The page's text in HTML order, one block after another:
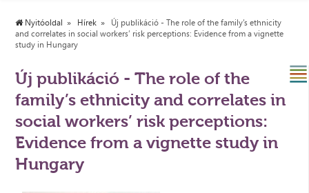
Nyitóoldal Hírek
Új publikáció - The role of the family’s ethnicity
and correlates in social workers’ risk perceptions: Evidence from a vignette
study in Hungary
Új publikáció - The role of the
family’s ethnicity and correlates in
social workers’ risk perceptions:
Evidence from a vignette study in
Hungary